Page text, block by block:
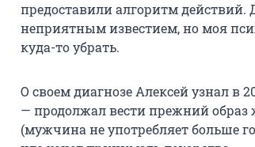
предоставили алгоритм действий.
неприятным известием, но моя
куда-то убрать.
О своем диагнозе Алексей узнал в
— продолжал вести прежний образ
(мужчина не употребляет больше